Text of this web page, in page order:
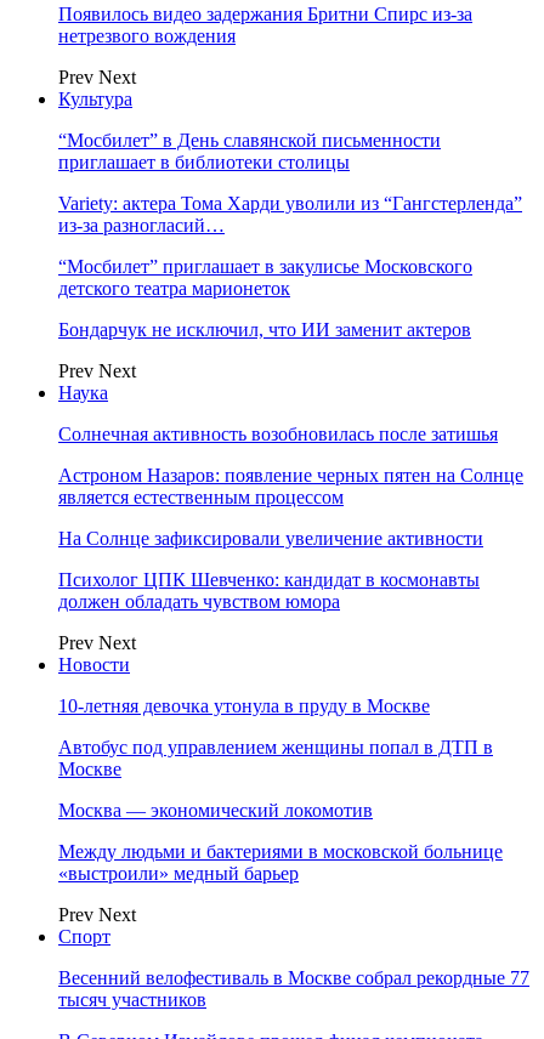
Появилось видео задержания Бритни Спирс из-за
нетрезвого вождения
Prev Next
Культура
“Мосбилет” в День славянской письменности
приглашает в библиотеки столицы
Variety: актера Тома Харди уволили из “Гангстерленда”
из-за разногласий…
“Мосбилет” приглашает в закулисье Московского
детского театра марионеток
Бондарчук не исключил, что ИИ заменит актеров
Prev Next
Наука
Солнечная активность возобновилась после затишья
Астроном Назаров: появление черных пятен на Солнце
является естественным процессом
На Солнце зафиксировали увеличение активности
Психолог ЦПК Шевченко: кандидат в космонавты
должен обладать чувством юмора
Prev Next
Новости
10-летняя девочка утонула в пруду в Москве
Автобус под управлением женщины попал в ДТП в
Москве
Москва — экономический локомотив
Между людьми и бактериями в московской больнице
«выстроили» медный барьер
Prev Next
Спорт
Весенний велофестиваль в Москве собрал рекордные 77
тысяч участников